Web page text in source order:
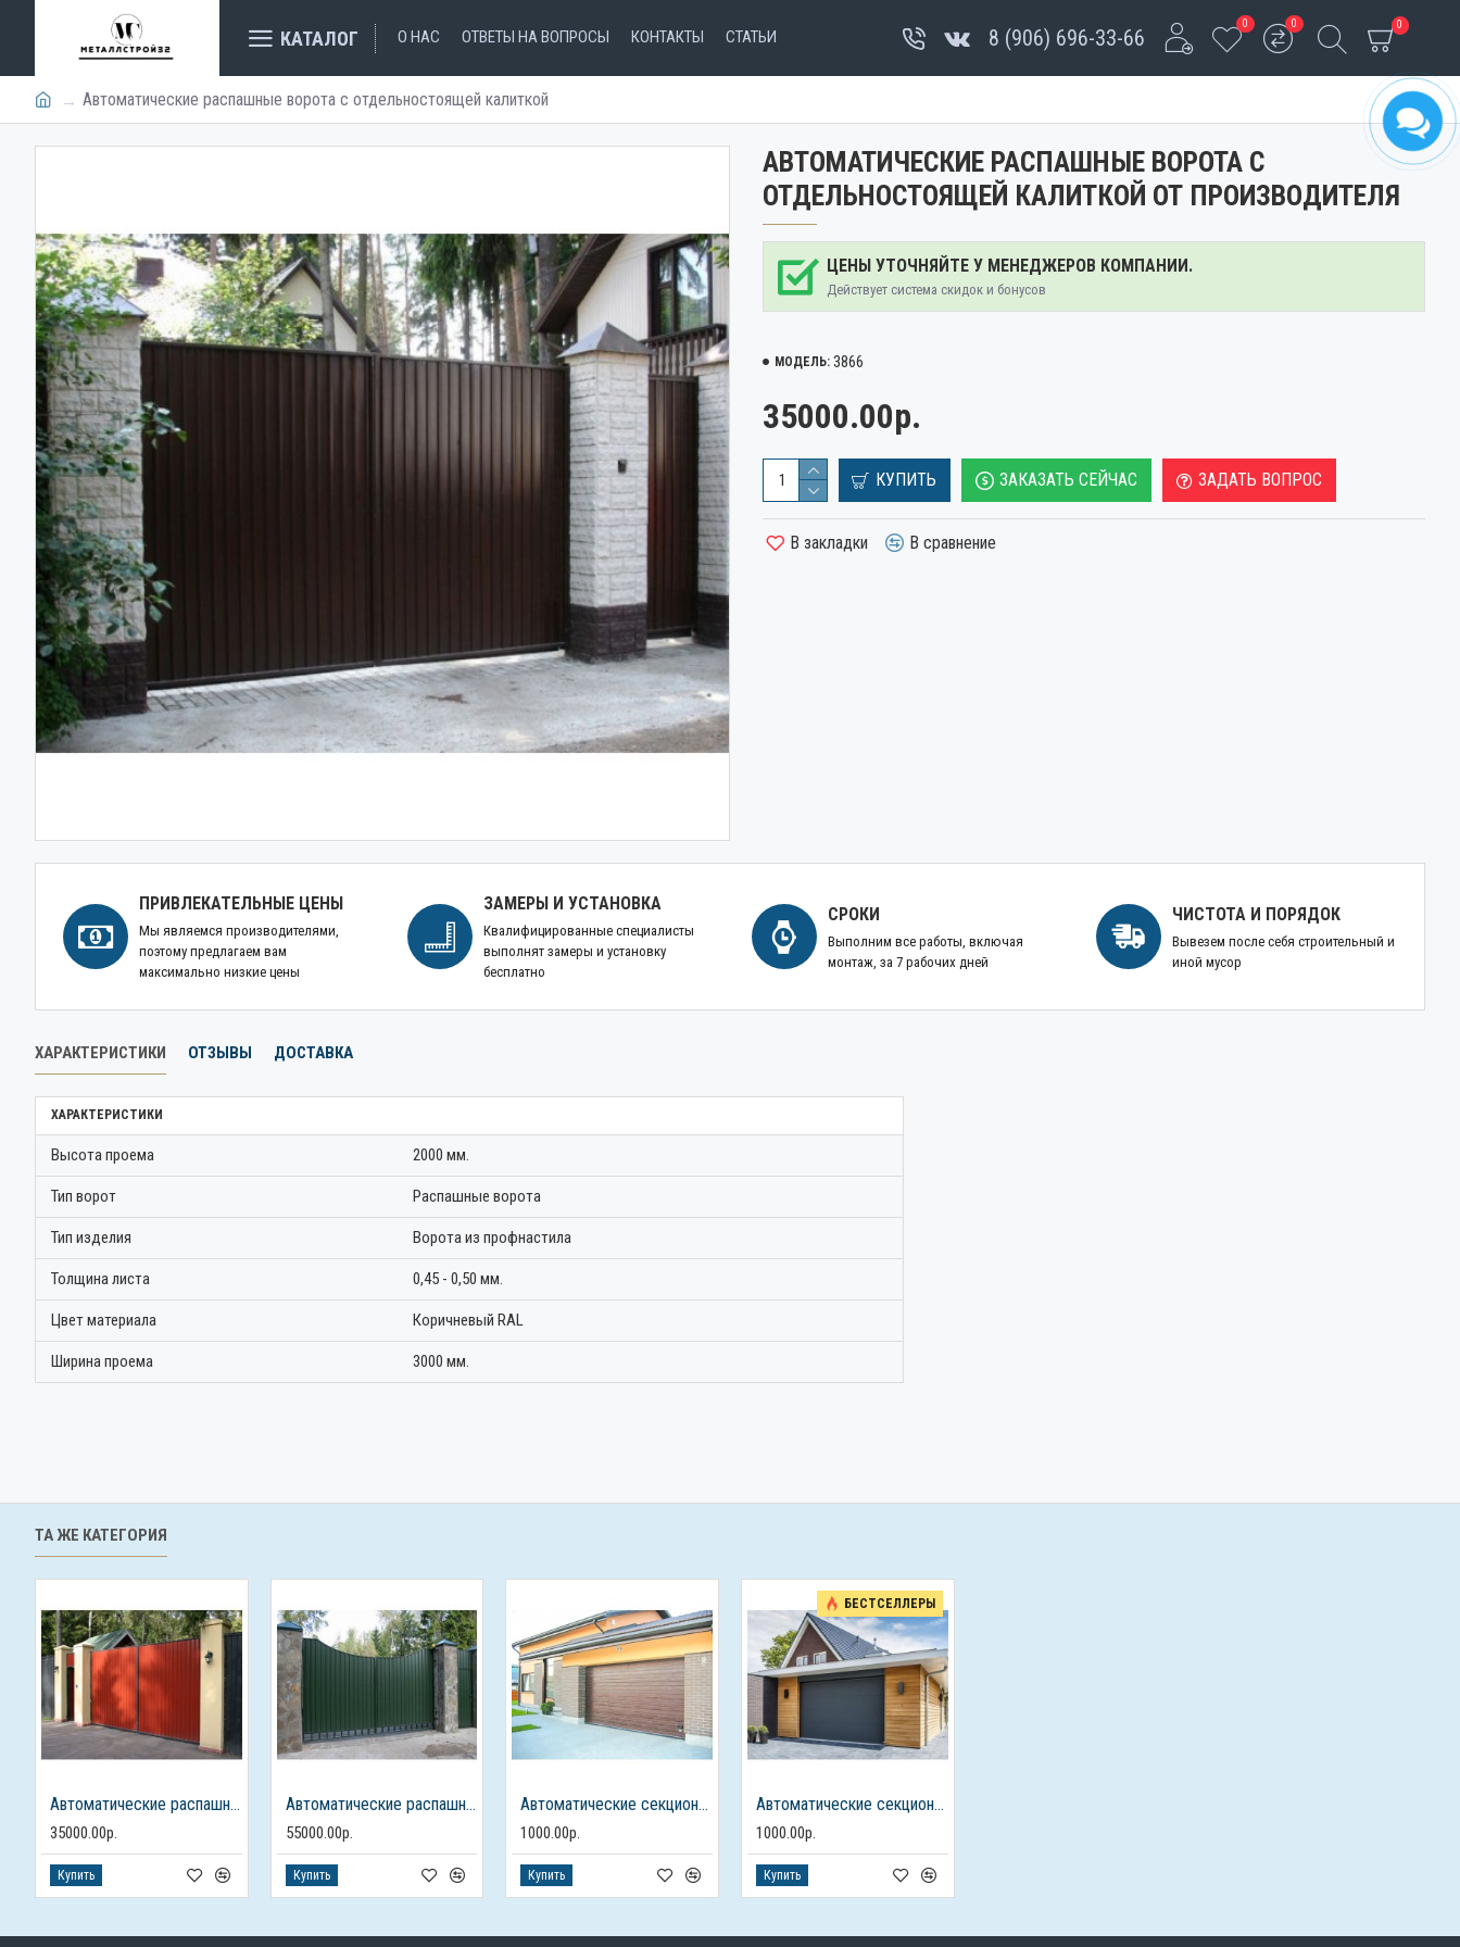
КАТАЛОГ О НАС ОТВЕТЫ НА ВОПРОСЫ КОНТАКТЫ СТАТЬИ 8 (906) 696-33-66
0 0 0
Автоматические распашные ворота с отдельностоящей калиткой
АВТОМАТИЧЕСКИЕ РАСПАШНЫЕ ВОРОТА С
ОТДЕЛЬНОСТОЯЩЕЙ КАЛИТКОЙ ОТ ПРОИЗВОДИТЕЛЯ
ЦЕНЫ УТОЧНЯЙТЕ У МЕНЕДЖЕРОВ КОМПАНИИ.
Действует система скидок и бонусов
МОДЕЛЬ: 3866
35000.00р.
КУПИТЬ ЗАКАЗАТЬ СЕЙЧАС ЗАДАТЬ ВОПРОС
В закладки В сравнение
ПРИВЛЕКАТЕЛЬНЫЕ ЦЕНЫ
Мы являемся производителями,
поэтому предлагаем вам
максимально низкие цены
ЗАМЕРЫ И УСТАНОВКА
Квалифицированные специалисты
выполнят замеры и установку
бесплатно
СРОКИ
Выполним все работы, включая
монтаж, за 7 рабочих дней
ЧИСТОТА И ПОРЯДОК
Вывезем после себя строительный и
иной мусор
ХАРАКТЕРИСТИКИ ОТЗЫВЫ ДОСТАВКА
ХАРАКТЕРИСТИКИ
Высота проема 2000 мм.
Тип ворот Распашные ворота
Тип изделия Ворота из профнастила
Толщина листа 0,45 - 0,50 мм.
Цвет материала Коричневый RAL
Ширина проема 3000 мм.
ТА ЖЕ КАТЕГОРИЯ
Автоматические распашные ворота из профлиста с калиткой
35000.00р.
Купить
Автоматические распашные ворота с калиткой
55000.00р.
Купить
Автоматические секционные ворота для гаража
1000.00р.
Купить
БЕСТСЕЛЛЕРЫ
Автоматические секционные ворота с электроприводом
1000.00р.
Купить